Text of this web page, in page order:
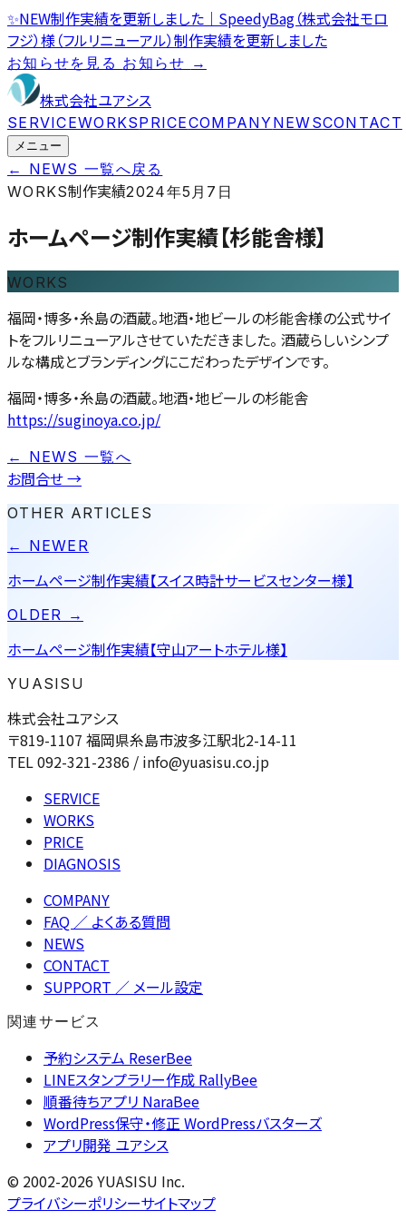
✨NEW制作実績を更新しました｜SpeedyBag（株式会社モロ
フジ）様（フルリニューアル）制作実績を更新しました
お知らせを見る お知らせ →
株式会社ユアシス
SERVICEWORKSPRICECOMPANYNEWSCONTACT
メニュー
← NEWS 一覧へ戻る
WORKS制作実績2024年5月7日
ホームページ制作実績【杉能舎様】
WORKS
福岡・博多・糸島の酒蔵。地酒・地ビールの杉能舎様の公式サイ
トをフルリニューアルさせていただきました。 酒蔵らしいシンプ
ルな構成とブランディングにこだわったデザインです。
福岡・博多・糸島の酒蔵。地酒・地ビールの杉能舎
https://suginoya.co.jp/
← NEWS 一覧へ
お問合せ→
OTHER ARTICLES
← NEWER
ホームページ制作実績【スイス時計サービスセンター様】
OLDER →
ホームページ制作実績【守山アートホテル様】
YUASISU
株式会社ユアシス
〒819-1107 福岡県糸島市波多江駅北2-14-11
TEL 092-321-2386 / info@yuasisu.co.jp
SERVICE
WORKS
PRICE
DIAGNOSIS
COMPANY
FAQ ／ よくある質問
NEWS
CONTACT
SUPPORT ／ メール設定
関連サービス
予約システム ReserBee
LINEスタンプラリー作成 RallyBee
順番待ちアプリ NaraBee
WordPress保守・修正 WordPressバスターズ
アプリ開発 ユアシス
© 2002-2026 YUASISU Inc.
プライバシーポリシーサイトマップ